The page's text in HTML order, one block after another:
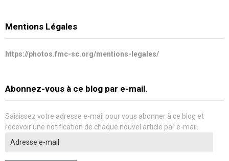
Mentions Légales
https://photos.fmc-sc.org/mentions-legales/
Abonnez-vous à ce blog par e-mail.
Saisissez votre adresse e-mail pour vous abonner à ce blog et
recevoir une notification de chaque nouvel article par e-mail.
e-